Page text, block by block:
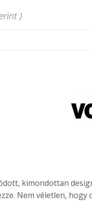
)
kimondottan
Nem véletlen,